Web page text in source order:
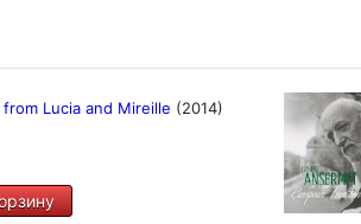
монозаписи
музыки 1944-
разработанным
воспринимаем сегодня
Среди
известная классика,
Бетховена, записанная
Lucia and Mireille (2014)